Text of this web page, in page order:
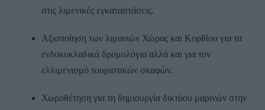
στις λιμενικές εγκαταστάσεις.
Αξιοποίηση των λιμανιών Χώρας και Κορθίου για τα
ενδοκυκλαδικά δρομολόγια αλλά και για τον
ελλιμενισμό τουριστικών σκαφών.
Χωροθέτηση για τη δημιουργία δικτύου μαρινών στην